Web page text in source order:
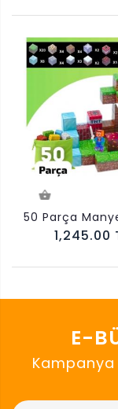
1,245.00
E-